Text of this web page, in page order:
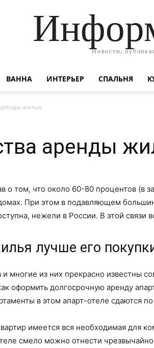
Новости,
ВАННА ИНТЕРЬЕР СПАЛЬНЯ
жилья
аренды
о том, что около 60-80 процентов
При этом в подавляющем
нежели в России. В этой связи
лучше его
и многие из них прекрасно
оформить долгосрочную аренду
в этом апарт-отеле сдаются
имеется вся необходимая для
смело можно отнести